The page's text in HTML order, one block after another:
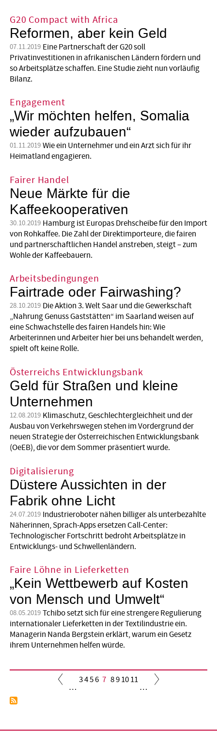
G20 Compact with Africa
Reformen, aber kein Geld
07.11.2019 Eine Partnerschaft der G20 soll
Privatinvestitionen in afrikanischen Ländern fördern und
so Arbeitsplätze schaffen. Eine Studie zieht nun vorläufig
Bilanz.
Engagement
„Wir möchten helfen, Somalia
wieder aufzubauen“
01.11.2019 Wie ein Unternehmer und ein Arzt sich für ihr
Heimatland engagieren.
Fairer Handel
Neue Märkte für die
Kaffeekooperativen
30.10.2019 Hamburg ist Europas Drehscheibe für den Import
von Rohkaffee. Die Zahl der Direktimporteure, die fairen
und partnerschaftlichen Handel anstreben, steigt – zum
Wohle der Kaffeebauern.
Arbeitsbedingungen
Fairtrade oder Fairwashing?
28.10.2019 Die Aktion 3. Welt Saar und die Gewerkschaft
„Nahrung Genuss Gaststätten“ im Saarland weisen auf
eine Schwachstelle des fairen Handels hin: Wie
Arbeiterinnen und Arbeiter hier bei uns behandelt werden,
spielt oft keine Rolle.
Österreichs Entwicklungsbank
Geld für Straßen und kleine
Unternehmen
12.08.2019 Klimaschutz, Geschlechtergleichheit und der
Ausbau von Verkehrswegen stehen im Vordergrund der
neuen Strategie der Österreichischen Entwicklungsbank
(OeEB), die vor dem Sommer präsentiert wurde.
Digitalisierung
Düstere Aussichten in der
Fabrik ohne Licht
24.07.2019 Industrieroboter nähen billiger als unterbezahlte
Näherinnen, Sprach-Apps ersetzen Call-Center:
Technologischer Fortschritt bedroht Arbeitsplätze in
Entwicklungs- und Schwellenländern.
Faire Löhne in Lieferketten
„Kein Wettbewerb auf Kosten
von Mensch und Umwelt“
08.05.2019 Tchibo setzt sich für eine strengere Regulierung
internationaler Lieferketten in der Textilindustrie ein.
Managerin Nanda Bergstein erklärt, warum ein Gesetz
ihrem Unternehmen helfen würde.
Seitennummerierung
…
Seite
3Seite
4Seite
5Seite
6 Aktuelle
7 Seite
8Seite
9Seite
10Seite
11
…